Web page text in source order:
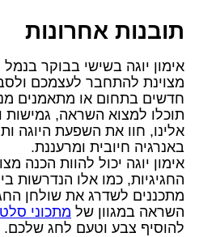
תובנות אחרונות
אימון יוגה בשישי בבוקר
מצוינת להתחבר לעצמכם
חדשים בתחום או מתאמנים
תוכלו למצוא השראה, גמישות
אלינו, חוו את השפעת היוגה
באנרגיה חיובית ומרעננת.
אימון יוגה יכול להוות הכנה
החגיגיות, כמו אלו הנדרשות
מתכננים לשדרג את שולחן
השראה במגוון של מתכוני
להוסיף צבע וטעם לחג שלכם.